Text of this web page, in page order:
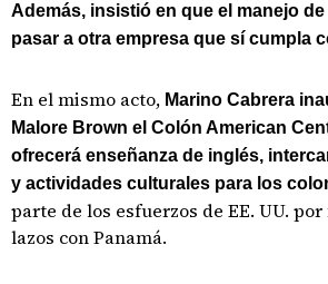
Además, insistió en que el manejo
pasar a otra empresa que sí cumpla
En el mismo acto, Marino Cabrera
Malore Brown el Colón American
ofrecerá enseñanza de inglés,
y actividades culturales para los
parte de los esfuerzos de EE. UU.
lazos con Panamá.